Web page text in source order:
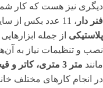
دیگری نیز هست که کار
فنر دار ، 11 عدد بکس از سایز 5 تا 14 میلی‌متر و
پلاستیکی از جمله
نصب و تنظیمات نیاز به
مانند متر 3 متری، کاتر و قیچی
در انجام کارهای مختلف